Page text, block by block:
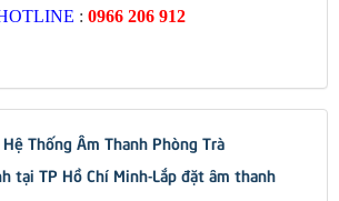
: 0966 206 912
Thống Âm Thanh Phòng Trà
tại TP Hồ Chí Minh-Lắp đặt âm thanh